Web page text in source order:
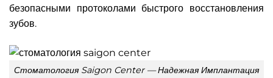
безопасными протоколами быстрого восстановления
зубов.
Стоматология Saigon Center — Надежная Имплантация